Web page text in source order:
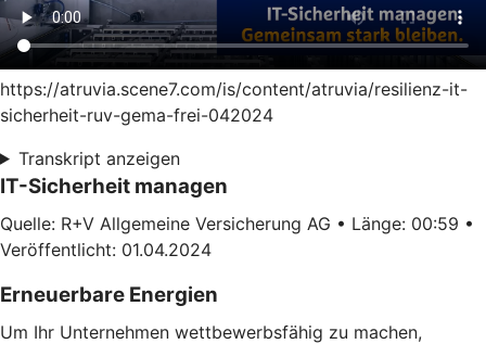
https://atruvia.scene7.com/is/content/atruvia/resilienz-it-
sicherheit-ruv-gema-frei-042024
Transkript anzeigen
IT-Sicherheit managen
Quelle: R+V Allgemeine Versicherung AG • Länge: 00:59 •
Veröffentlicht: 01.04.2024
Erneuerbare Energien
Um Ihr Unternehmen wettbewerbsfähig zu machen,